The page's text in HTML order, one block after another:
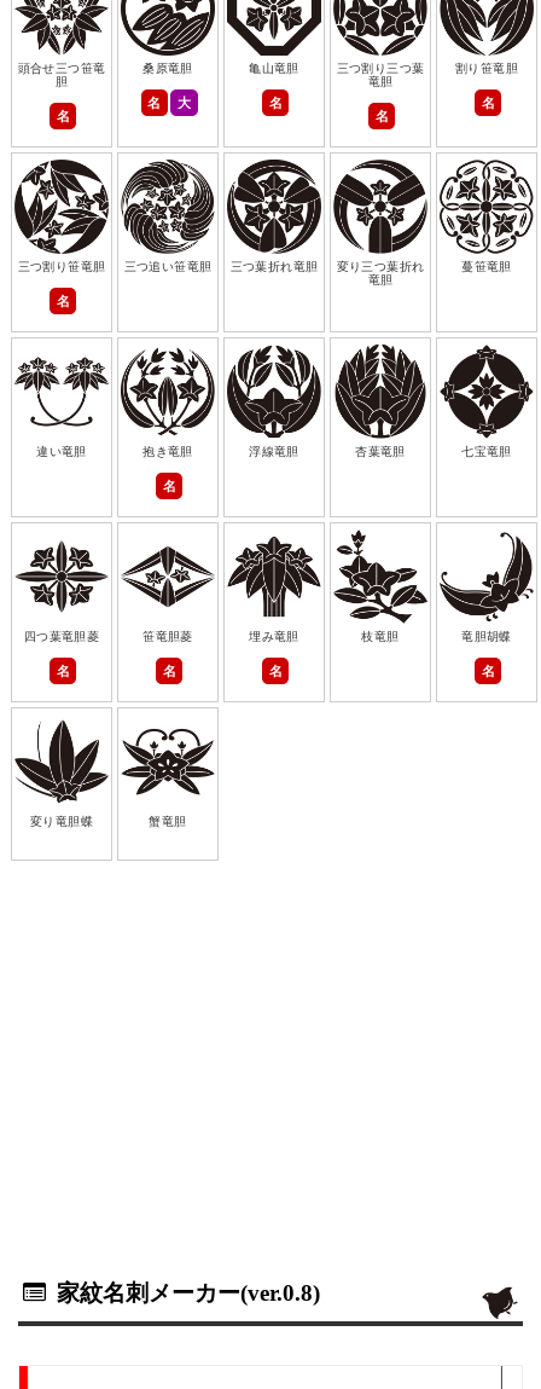
頭合せ三つ笹竜
胆
名
桑原竜胆
名 大
亀山竜胆
名
三つ割り三つ葉
竜胆
名
割り笹竜胆
名
三つ割り笹竜胆
名
三つ追い笹竜胆 三つ葉折れ竜胆
変り三つ葉折れ
竜胆
蔓笹竜胆
違い竜胆 抱き竜胆
名
浮線竜胆 杏葉竜胆 七宝竜胆
四つ葉竜胆菱
名
笹竜胆菱
名
埋み竜胆
名
枝竜胆 竜胆胡蝶
名
変り竜胆蝶 蟹竜胆
家紋名刺メーカー(ver.0.8)